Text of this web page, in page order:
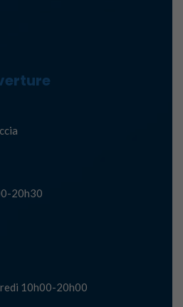
20h30
10h00-20h00